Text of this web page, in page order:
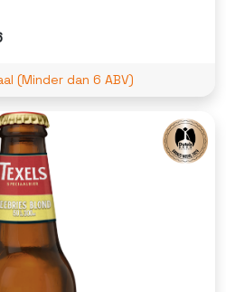
(Minder dan 6 ABV)